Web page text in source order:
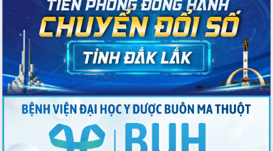
số y tế tại Đắk Lắk
Chuyển đổi số thư viện: Mở rộng
không gian tri thức trong thời đại số
Đánh giá, rút kinh nghiệm công tác tổ
chức diễn tập trước ngày bầu cử
Chương trình “Gặp gỡ hữu nghị –
Friendship Meeting New Year 2026”
Bầu cử Quốc hội và HĐND: Cử tri Đắk
Lắk gửi gắm niềm tin, kỳ vọng vào lá
Đắk Lắk sẵn sàng các điều kiện cho